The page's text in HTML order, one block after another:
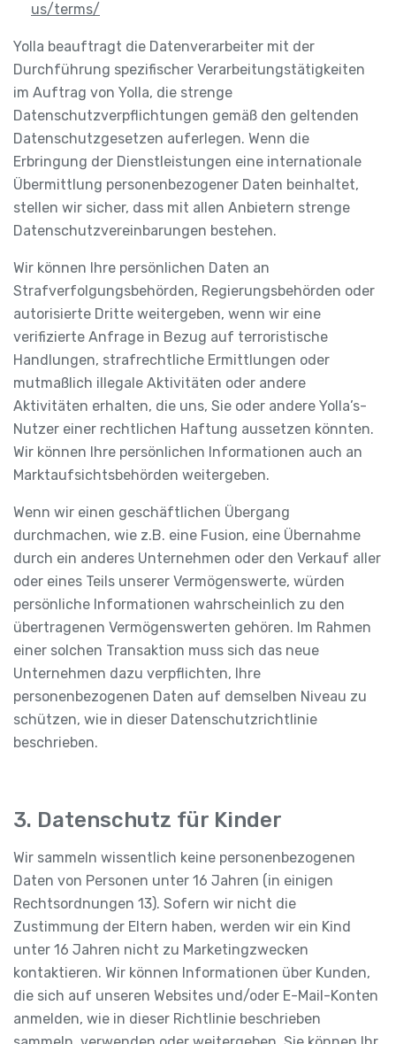
us/terms/
Yolla beauftragt die Datenverarbeiter mit der
Durchführung spezifischer Verarbeitungstätigkeiten
im Auftrag von Yolla, die strenge
Datenschutzverpflichtungen gemäß den geltenden
Datenschutzgesetzen auferlegen. Wenn die
Erbringung der Dienstleistungen eine internationale
Übermittlung personenbezogener Daten beinhaltet,
stellen wir sicher, dass mit allen Anbietern strenge
Datenschutzvereinbarungen bestehen.
Wir können Ihre persönlichen Daten an
Strafverfolgungsbehörden, Regierungsbehörden oder
autorisierte Dritte weitergeben, wenn wir eine
verifizierte Anfrage in Bezug auf terroristische
Handlungen, strafrechtliche Ermittlungen oder
mutmaßlich illegale Aktivitäten oder andere
Aktivitäten erhalten, die uns, Sie oder andere Yolla’s-
Nutzer einer rechtlichen Haftung aussetzen könnten.
Wir können Ihre persönlichen Informationen auch an
Marktaufsichtsbehörden weitergeben.
Wenn wir einen geschäftlichen Übergang
durchmachen, wie z.B. eine Fusion, eine Übernahme
durch ein anderes Unternehmen oder den Verkauf aller
oder eines Teils unserer Vermögenswerte, würden
persönliche Informationen wahrscheinlich zu den
übertragenen Vermögenswerten gehören. Im Rahmen
einer solchen Transaktion muss sich das neue
Unternehmen dazu verpflichten, Ihre
personenbezogenen Daten auf demselben Niveau zu
schützen, wie in dieser Datenschutzrichtlinie
beschrieben.
3. Datenschutz für Kinder
Wir sammeln wissentlich keine personenbezogenen
Daten von Personen unter 16 Jahren (in einigen
Rechtsordnungen 13). Sofern wir nicht die
Zustimmung der Eltern haben, werden wir ein Kind
unter 16 Jahren nicht zu Marketingzwecken
kontaktieren. Wir können Informationen über Kunden,
die sich auf unseren Websites und/oder E-Mail-Konten
anmelden, wie in dieser Richtlinie beschrieben